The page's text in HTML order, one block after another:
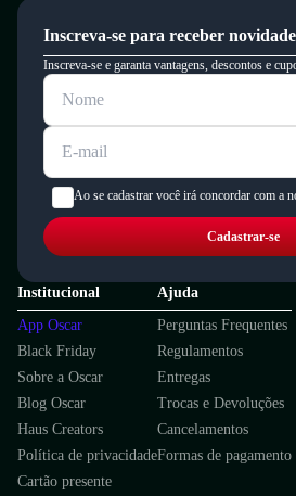
Inscreva-se para receber
Inscreva-se e garanta vantagens, descontos e
Ao se cadastrar você irá concordar com a
Cadastrar-se
Institucional
App Oscar
Black Friday
Sobre a Oscar
Blog Oscar
Haus Creators
Política de privacidade
Cartão presente
Ajuda
Perguntas Frequentes
Regulamentos
Entregas
Trocas e Devoluções
Cancelamentos
Formas de pagamento